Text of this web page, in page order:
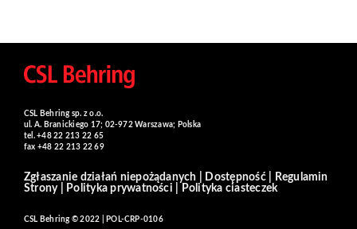
CSL Behring sp. z o.o.
ul. A. Branickiego 17; 02-972 Warszawa; Polska
tel. +48 22 213 22 65
fax +48 22 213 22 69
Zgłaszanie działań niepożądanych Dostępność|
Regulamin
Strony| Polityka prywatności Polityka ciasteczek
CSL Behring © 2022 | POL-CRP-0106